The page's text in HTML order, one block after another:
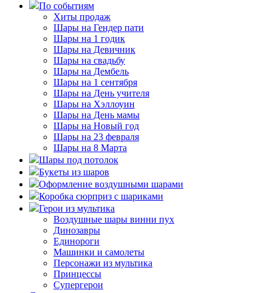
По событиям
Хиты продаж
Шары на Гендер пати
Шары на 1 годик
Шары на Девичник
Шары на свадьбу
Шары на Дембель
Шары на 1 сентября
Шары на День учителя
Шары на Хэллоуин
Шары на День мамы
Шары на Новый год
Шары на 23 февраля
Шары на 8 Марта
Шары под потолок
Букеты из шаров
Оформление воздушными шарами
Коробка сюрприз с шариками
Герои из мультика
Воздушные шары винни пух
Динозавры
Единороги
Машинки и самолеты
Персонажи из мультика
Принцессы
Супергерои